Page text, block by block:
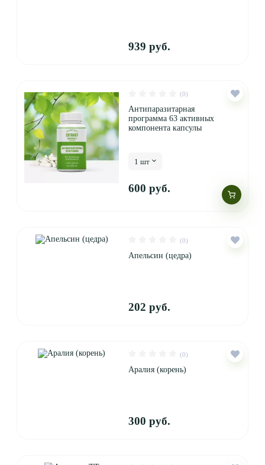
939 руб.
(0)
Антипаразитарная
программа 63 активных
компонента капсулы
1 шт
600 руб.
(0)
Апельсин (цедра)
202 руб.
(0)
Аралия (корень)
300 руб.